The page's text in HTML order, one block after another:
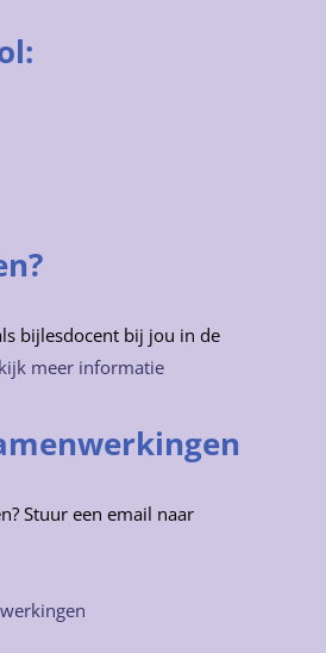
bijlesdocent bij jou in de
meer informatie
Stuur een email naar